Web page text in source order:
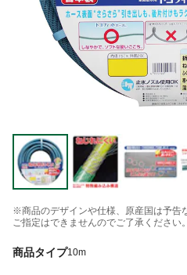
※商品のデザインや仕様、原産国は予告
ご指定はできませんのでご了承ください。
商品タイプ10m